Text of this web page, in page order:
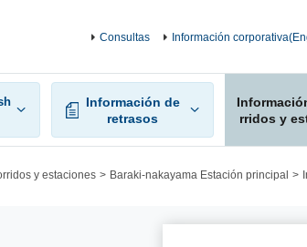
Información de
retrasos
rridos y
Consultas Información
y estaciones Baraki-nakayama Estación principal